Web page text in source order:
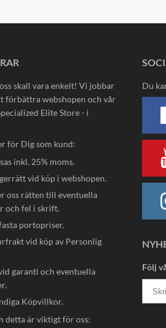
skall vara enkelt! Vi jobbar
förbättra webshopen och vår
Elite Store - i
för Dig som kund:
inkl. 25% moms.
vid köp i webshopen.
oss rätten till eventuella
och fel i skrift.
portopriser.
vid köp av Personlig
garanti och eventuella
Köpvillkor.
detta är viktigt för oss:
Du
Följ